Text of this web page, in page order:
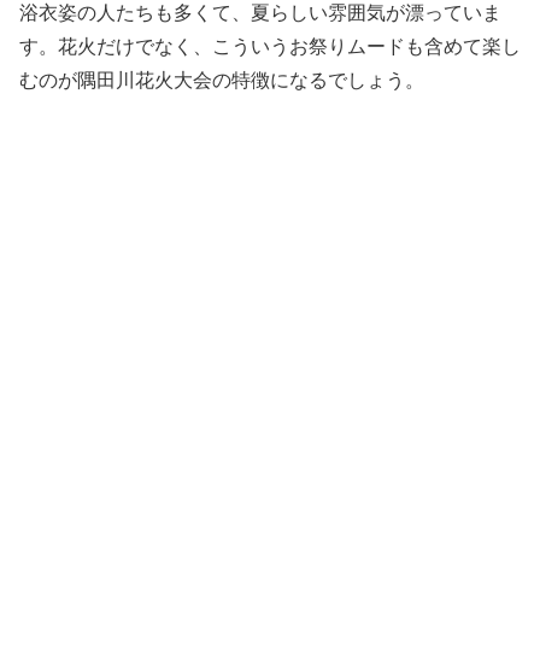
浴衣姿の人たちも多くて、夏らしい雰囲気が漂っていま
す。花火だけでなく、こういうお祭りムードも含めて楽し
むのが隅田川花火大会の特徴になるでしょう。